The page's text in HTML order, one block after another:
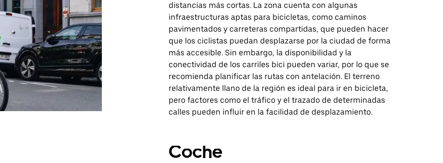
distancias más cortas. La zona cuenta con algunas
infraestructuras aptas para bicicletas, como caminos
pavimentados y carreteras compartidas, que pueden hacer
que los ciclistas puedan desplazarse por la ciudad de forma
más accesible. Sin embargo, la disponibilidad y la
conectividad de los carriles bici pueden variar, por lo que se
recomienda planificar las rutas con antelación. El terreno
relativamente llano de la región es ideal para ir en bicicleta,
pero factores como el tráfico y el trazado de determinadas
calles pueden influir en la facilidad de desplazamiento.
Coche